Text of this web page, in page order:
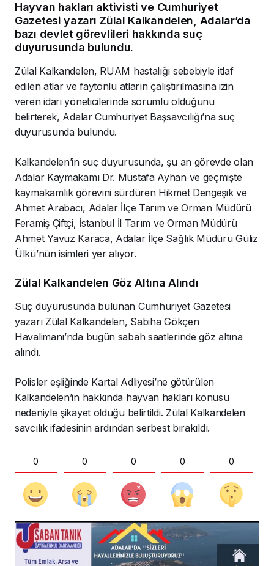
Hayvan hakları aktivisti ve Cumhuriyet
Gazetesi yazarı Zülal Kalkandelen, Adalar’da
bazı devlet görevlileri hakkında suç
duyurusunda bulundu.
Zülal Kalkandelen, RUAM hastalığı sebebiyle itlaf
edilen atlar ve faytonlu atların çalıştırılmasına izin
veren idari yöneticilerinde sorumlu olduğunu
belirterek, Adalar Cumhuriyet Başsavcılığı’na suç
duyurusunda bulundu.
Kalkandelen’in suç duyurusunda, şu an görevde olan
Adalar Kaymakamı Dr. Mustafa Ayhan ve geçmişte
kaymakamlık görevini sürdüren Hikmet Dengeşik ve
Ahmet Arabacı, Adalar İlçe Tarım ve Orman Müdürü
Feramiş Çiftçi, İstanbul İl Tarım ve Orman Müdürü
Ahmet Yavuz Karaca, Adalar İlçe Sağlık Müdürü Güliz
Ülkü’nün isimleri yer alıyor.
Zülal Kalkandelen Göz Altına Alındı
Suç duyurusunda bulunan Cumhuriyet Gazetesi
yazarı Zülal Kalkandelen, Sabiha Gökçen
Havalimanı’nda bugün sabah saatlerinde göz altına
alındı.
Polisler eşliğinde Kartal Adliyesi’ne götürülen
Kalkandelen’in hakkında hayvan hakları konusu
nedeniyle şikayet olduğu belirtildi. Zülal Kalkandelen
savcılık ifadesinin ardından serbest bırakıldı.
0 0 0 0 0